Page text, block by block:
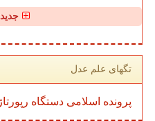
تگهای علم عدل
پرونده اسلامی دستگاه رپورتاژ